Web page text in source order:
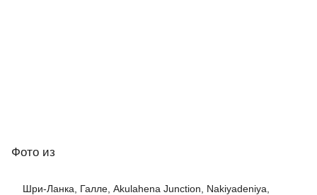
Фото из
Шри-Ланка, Галле, Akulahena Junction, Nakiyadeniya,